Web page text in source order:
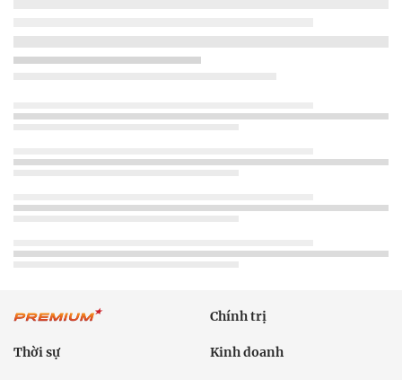
Chính trị
Thời sự Kinh doanh